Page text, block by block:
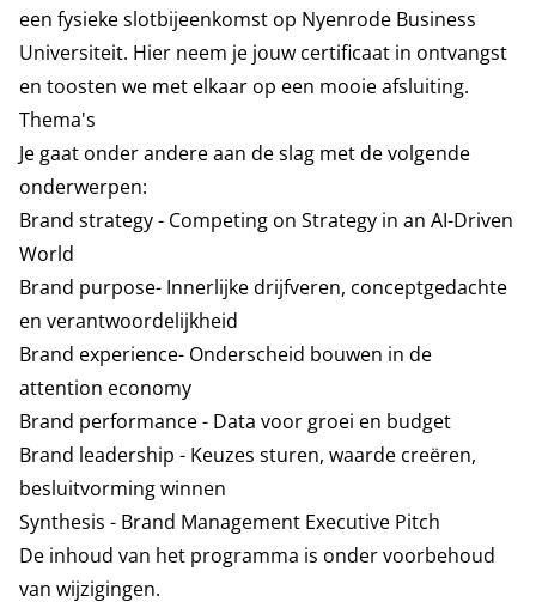
een fysieke slotbijeenkomst op Nyenrode Business
Universiteit. Hier neem je jouw certificaat in ontvangst
en toosten we met elkaar op een mooie afsluiting.
Thema's
Je gaat onder andere aan de slag met de volgende
onderwerpen:
Brand strategy - Competing on Strategy in an AI-Driven
World
Brand purpose- Innerlijke drijfveren, conceptgedachte
en verantwoordelijkheid
Brand experience- Onderscheid bouwen in de
attention economy
Brand performance - Data voor groei en budget
Brand leadership - Keuzes sturen, waarde creëren,
besluitvorming winnen
Synthesis - Brand Management Executive Pitch
De inhoud van het programma is onder voorbehoud
van wijzigingen.